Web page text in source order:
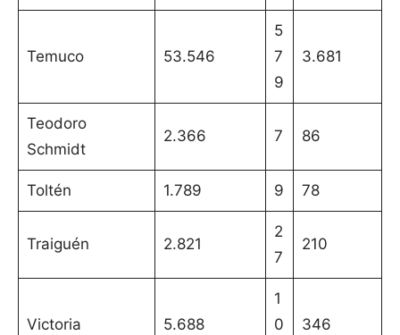
Temuco 53.546
5
7
9
3.681
Teodoro
Schmidt
2.366 7 86
Toltén 1.789 9 78
Traiguén 2.821
2
7
210
Victoria 5.688
1
0
346